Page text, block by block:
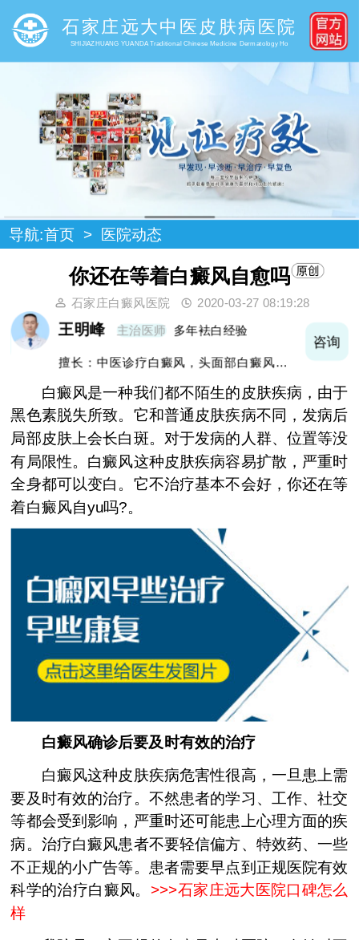
石家庄远大中医皮肤病医院
SHIJIAZHUANG YUANDA Traditional Chinese Medicine Dermatology Ho
导航:首页 > 医院动态
你还在等着白癜风自愈吗
石家庄白癜风医院 2020-03-27 08:19:28
王明峰 主治医师 多年袪白经验
擅长：中医诊疗白癜风，头面部白癜风，青
咨询
白癜风是一种我们都不陌生的皮肤疾病，由于
黑色素脱失所致。它和普通皮肤疾病不同，发病后
局部皮肤上会长白斑。对于发病的人群、位置等没
有局限性。白癜风这种皮肤疾病容易扩散，严重时
全身都可以变白。它不治疗基本不会好，你还在等
着白癜风自yu吗?。
白癜风确诊后要及时有效的治疗
白癜风这种皮肤疾病危害性很高，一旦患上需
要及时有效的治疗。不然患者的学习、工作、社交
等都会受到影响，严重时还可能患上心理方面的疾
病。治疗白癜风患者不要轻信偏方、特效药、一些
不正规的小广告等。患者需要早点到正规医院有效
科学的治疗白癜风。 >>>石家庄远大医院口碑怎么
样